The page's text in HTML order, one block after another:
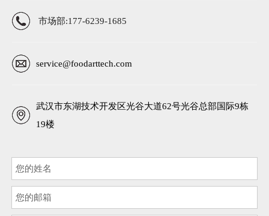
市场部:177-6239-1685
service@foodarttech.com
武汉市东湖技术开发区光谷大道62号光谷总部国际9栋
19楼